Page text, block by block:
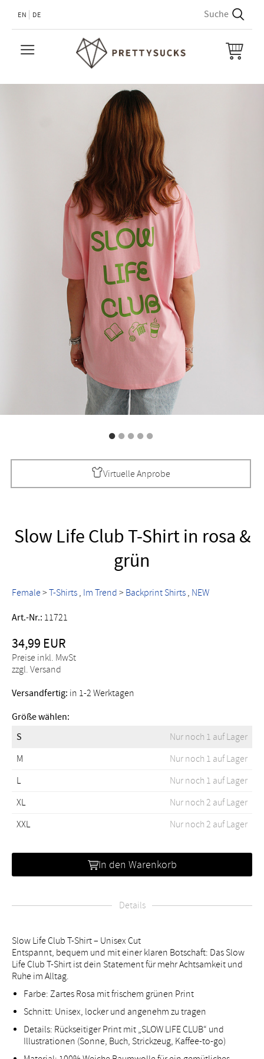
EN DE
Virtuelle Anprobe
Slow Life Club T-Shirt in rosa &
grün
Female> T-Shirts Im Trend > Backprint Shirts NEW
Art.-Nr.: 11721
34,99 EUR
Preise inkl. MwSt
zzgl. Versand
Versandfertig: in 1-2 Werktagen
Größe wählen:
S
Nur noch 1 auf Lager
M
Nur noch 1 auf Lager
L
Nur noch 1 auf Lager
XL
Nur noch 2 auf Lager
XXL
Nur noch 2 auf Lager
In den Warenkorb
Details
Slow Life Club T-Shirt – Unisex Cut
Entspannt, bequem und mit einer klaren Botschaft: Das Slow
Life Club T-Shirt ist dein Statement für mehr Achtsamkeit und
Ruhe im Alltag.
Farbe: Zartes Rosa mit frischem grünen Print
Schnitt: Unisex, locker und angenehm zu tragen
Details: Rückseitiger Print mit „SLOW LIFE CLUB“ und
Illustrationen (Sonne, Buch, Strickzeug, Kaffee-to-go)